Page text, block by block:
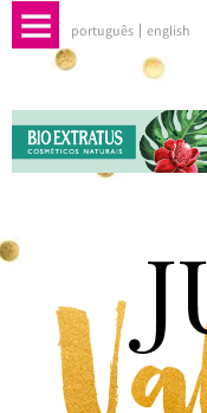
português english